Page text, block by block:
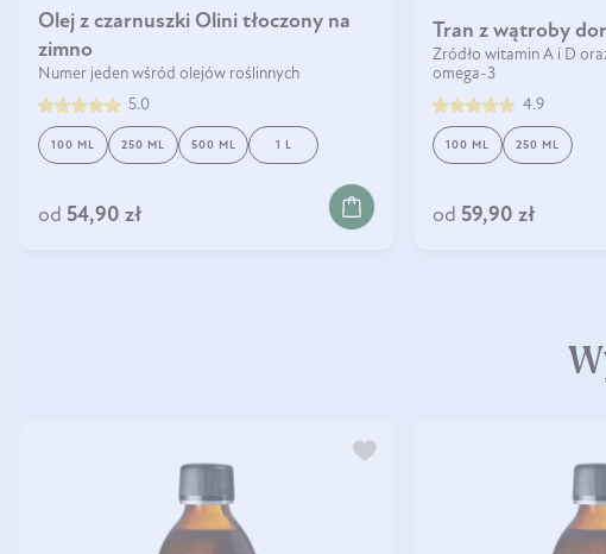
Olej z czarnuszki Olini tłoczony na
zimno
Numer jeden wśród olejów roślinnych
5.0
100 ML 250 ML 500 ML 1 L
od 54,90 zł
Tran z wątroby
Źródło witamin A i D
omega-3
4.9
100 ML 250 ML
od 59,90 zł
DO KOSZYKA DO KOSZYKA